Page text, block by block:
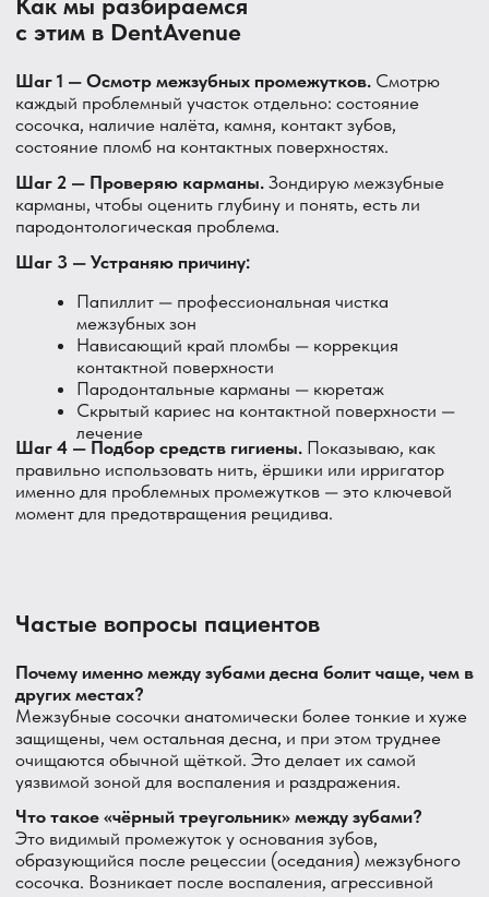
Главный врач Болгов Александр Сергеевич показывает
на месте, как правильно работать нитью или ёршиком
именно в проблемной зоне — это часто решает
Профессиональная чистка межзубных промежутков,
коррекция пломб, работа с пародонтальными
карманами — всё это у нас регулярно.
Записаться можно по телефону или
через форму на сайте.
Боль именно в межзубных промежутках почти всегда
застрявшая еда, воспаление сосочка, нависающий край
пломбы или начинающийся пародонтит. Это самая
уязвимая часть десны — и именно поэтому она первой
подаёт сигнал.
Регулярное использование нити или ёршиков снижает
риск воспаления, но если боль уже есть и не проходит —
лучше показаться врачу, а не просто терпеть или
избегать чистки в этой зоне.
Подведём итог
Главный врач: Болгов Александр Сергеевич
Приходите в DentAvenue в Парголово. Разберёмся с
каждым проблемным промежутком и подскажем, как
ухаживать за ним правильно.
Стоматология DentAvenue